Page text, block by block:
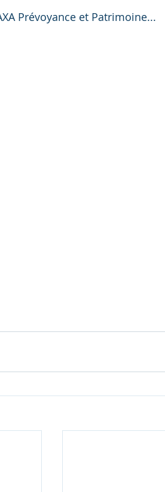
Prévoyance et Patrimoine...